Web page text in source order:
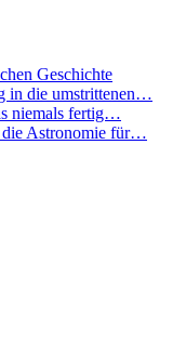
Geschichte
in die umstrittenen…
niemals fertig…
die Astronomie für…